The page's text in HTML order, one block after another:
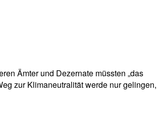
Ämter und Dezernate müssten „das
zur Klimaneutralität werde nur gelingen,